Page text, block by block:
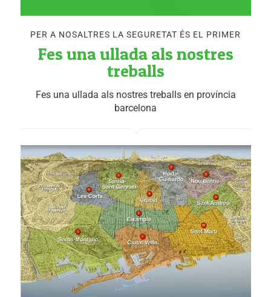
PER A NOSALTRES LA SEGURETAT ÉS EL PRIMER
Fes una ullada als nostres
treballs
Fes una ullada als nostres treballs en província
barcelona